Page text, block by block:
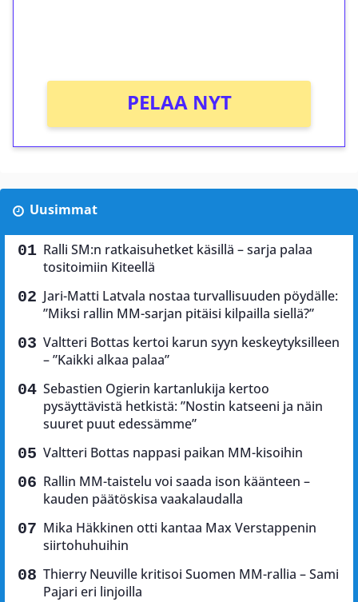
PELAA NYT
Uusimmat
Ralli SM:n ratkaisuhetket käsillä – sarja palaa
tositoimiin Kiteellä
Jari-Matti Latvala nostaa turvallisuuden pöydälle:
”Miksi rallin MM-sarjan pitäisi kilpailla siellä?”
Valtteri Bottas kertoi karun syyn keskeytyksilleen
– ”Kaikki alkaa palaa”
Sebastien Ogierin kartanlukija kertoo
pysäyttävistä hetkistä: ”Nostin katseeni ja näin
suuret puut edessämme”
Valtteri Bottas nappasi paikan MM-kisoihin
Rallin MM-taistelu voi saada ison käänteen –
kauden päätöskisa vaakalaudalla
Mika Häkkinen otti kantaa Max Verstappenin
siirtohuhuihin
Thierry Neuville kritisoi Suomen MM-rallia – Sami
Pajari eri linjoilla